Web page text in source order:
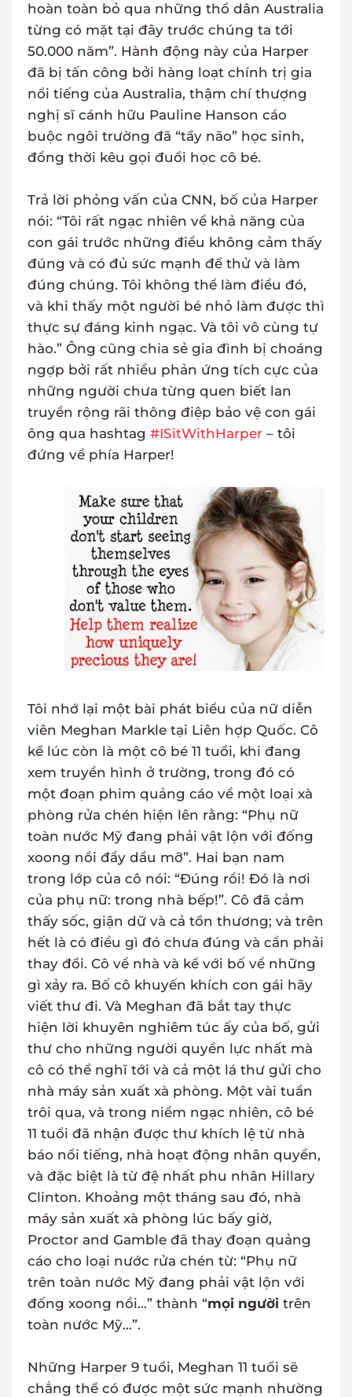
hoàn toàn bỏ qua những thổ dân Australia
từng có mặt tại đây trước chúng ta tới
50.000 năm”. Hành động này của Harper
đã bị tấn công bởi hàng loạt chính trị gia
nổi tiếng của Australia, thậm chí thượng
nghị sĩ cánh hữu Pauline Hanson cáo
buộc ngôi trường đã “tẩy não” học sinh,
đồng thời kêu gọi đuổi học cô bé.
Trả lời phỏng vấn của CNN, bố của Harper
nói: “Tôi rất ngạc nhiên về khả năng của
con gái trước những điều không cảm thấy
đúng và có đủ sức mạnh để thử và làm
đúng chúng. Tôi không thể làm điều đó,
và khi thấy một người bé nhỏ làm được thì
thực sự đáng kinh ngạc. Và tôi vô cùng tự
hào.” Ông cũng chia sẻ gia đình bị choáng
ngợp bởi rất nhiều phản ứng tích cực của
những người chưa từng quen biết lan
truyền rộng rãi thông điệp bảo vệ con gái
ông qua hashtag #ISitWithHarper – tôi
đứng về phía Harper!
Tôi nhớ lại một bài phát biểu của nữ diễn
viên Meghan Markle tại Liên hợp Quốc. Cô
kể lúc còn là một cô bé 11 tuổi, khi đang
xem truyền hình ở trường, trong đó có
một đoạn phim quảng cáo về một loại xà
phòng rửa chén hiện lên rằng: “Phụ nữ
toàn nước Mỹ đang phải vật lộn với đống
xoong nồi đầy dầu mỡ”. Hai bạn nam
trong lớp của cô nói: “Đúng rồi! Đó là nơi
của phụ nữ: trong nhà bếp!”. Cô đã cảm
thấy sốc, giận dữ và cả tổn thương; và trên
hết là có điều gì đó chưa đúng và cần phải
thay đổi. Cô về nhà và kể với bố về những
gì xảy ra. Bố cô khuyến khích con gái hãy
viết thư đi. Và Meghan đã bắt tay thực
hiện lời khuyên nghiêm túc ấy của bố, gửi
thư cho những người quyền lực nhất mà
cô có thể nghĩ tới và cả một lá thư gửi cho
nhà máy sản xuất xà phòng. Một vài tuần
trôi qua, và trong niềm ngạc nhiên, cô bé
11 tuổi đã nhận được thư khích lệ từ nhà
báo nổi tiếng, nhà hoạt động nhân quyền,
và đặc biệt là từ đệ nhất phu nhân Hillary
Clinton. Khoảng một tháng sau đó, nhà
máy sản xuất xà phòng lúc bấy giờ,
Proctor and Gamble đã thay đoạn quảng
cáo cho loại nước rửa chén từ: “Phụ nữ
trên toàn nước Mỹ đang phải vật lộn với
đống xoong nồi…” thành “mọi người trên
toàn nước Mỹ…”.
Những Harper 9 tuổi, Meghan 11 tuổi sẽ
chẳng thể có được một sức mạnh nhường